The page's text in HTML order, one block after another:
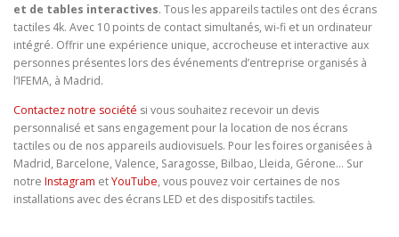
et de tables interactives. Tous les appareils tactiles ont des écrans
tactiles 4k. Avec 10 points de contact simultanés, wi-fi et un ordinateur
intégré. Offrir une expérience unique, accrocheuse et interactive aux
personnes présentes lors des événements d’entreprise organisés à
l’IFEMA, à Madrid.
Contactez notre société si vous souhaitez recevoir un devis
personnalisé et sans engagement pour la location de nos écrans
tactiles ou de nos appareils audiovisuels. Pour les foires organisées à
Madrid, Barcelone, Valence, Saragosse, Bilbao, Lleida, Gérone… Sur
notre Instagram etYouTube, vous pouvez voir certaines de nos
installations avec des écrans LED et des dispositifs tactiles.